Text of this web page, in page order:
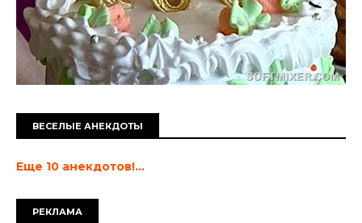
ВЕСЕЛЫЕ АНЕКДОТЫ
Еще 10 анекдотов!...
РЕКЛАМА